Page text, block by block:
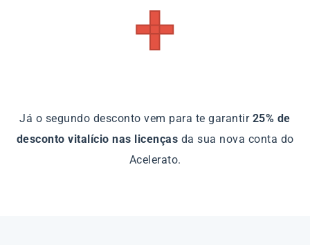
+
Já o segundo desconto vem para te garantir 25% de
desconto vitalício nas licenças da sua nova conta do
Acelerato.